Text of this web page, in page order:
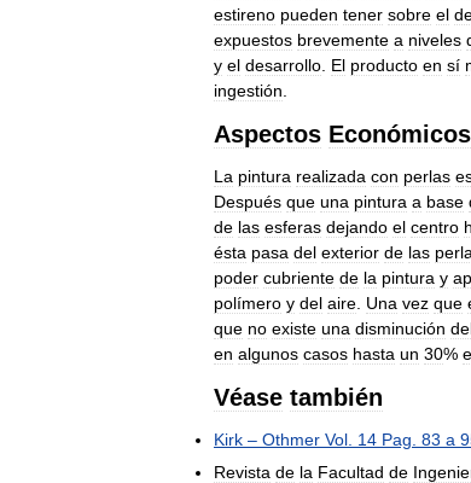
estireno pueden tener sobre el
expuestos brevemente a niveles
y el desarrollo El producto en sí
ingestión
Aspectos Económicos
La pintura realizada con perlas
Después que una pintura a base
de las esferas dejando el centro
ésta pasa del exterior de las
poder cubriente de la pintura y
polímero y del aire Una vez que
que no existe una disminución
en algunos casos hasta un 30%
Véase también
Kirk – Othmer Vol 14 Pag 83 a
Revista de la Facultad de